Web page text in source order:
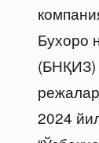
Бухоро
(БНҚИЗ)
2024